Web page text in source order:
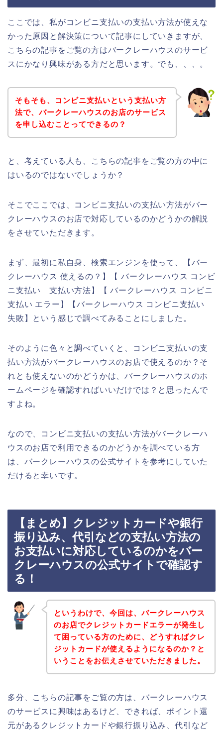
ここでは、私がコンビニ支払いの支払い方法が使えな
かった原因と解決策について記事にしていきますが、
こちらの記事をご覧の方はバークレーハウスのサービ
スにかなり興味がある方だと思います。でも、、、。
そもそも、コンビニ支払いという支払い方
法で、バークレーハウスのお店のサービス
を申し込むことってできるの？
と、考えている人も、こちらの記事をご覧の方の中に
はいるのではないでしょうか？
そこでここでは、コンビニ支払いの支払い方法がバー
クレーハウスのお店で対応しているのかどうかの解説
をさせていただきます。
まず、最初に私自身、検索エンジンを使って、【バー
クレーハウス 使えるの？】【 バークレーハウス コンビ
ニ支払い 支払い方法】【 バークレーハウス コンビニ
支払い エラー】【バークレーハウス コンビニ支払い
失敗】という感じで調べてみることにしました。
そのように色々と調べていくと、コンビニ支払いの支
払い方法がバークレーハウスのお店で使えるのか？そ
れとも使えないのかどうかは、バークレーハウスのホ
ームページを確認すればいいだけでは？と思ったんで
すよね。
なので、コンビニ支払いの支払い方法がバークレーハ
ウスのお店で利用できるのかどうかを調べている方
は、バークレーハウスの公式サイトを参考にしていた
だけると幸いです。
【まとめ】クレジットカードや銀行
振り込み、代引などの支払い方法の
お支払いに対応しているのかをバー
クレーハウスの公式サイトで確認す
る！
というわけで、今回は、バークレーハウス
のお店でクレジットカードエラーが発生し
て困っている方のために、どうすればクレ
ジットカードが使えるようになるのか？と
いうことをお伝えさせていただきました。
多分、こちらの記事をご覧の方は、バークレーハウス
のサービスに興味はあるけど、できれば、ポイント還
元があるクレジットカードや銀行振り込み、代引など